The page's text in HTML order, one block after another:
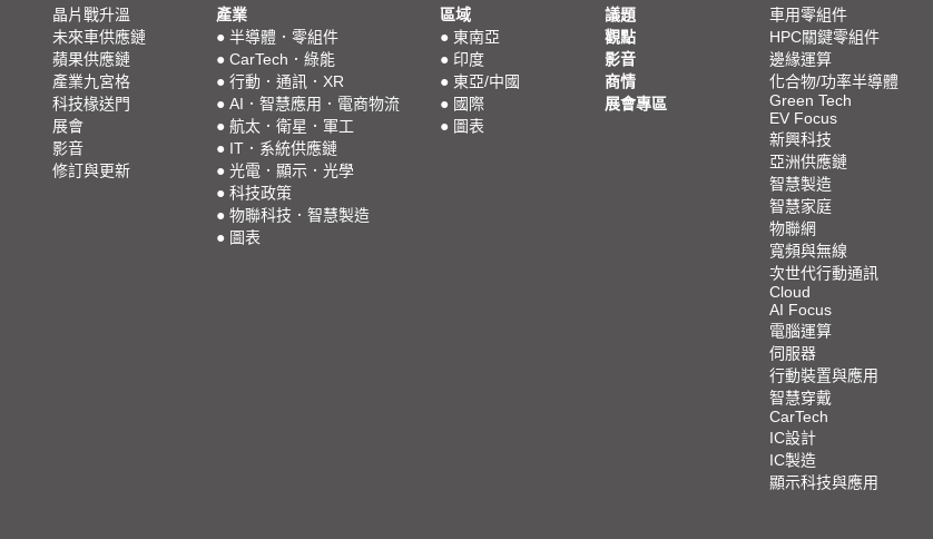
晶片戰升溫
未來車供應鏈
蘋果供應鏈
產業九宮格
科技椽送門
展會
影音
修訂與更新
產業
● 半導體．零組件
● CarTech．綠能
● 行動．通訊．XR
● AI．智慧應用．電商物流
● 航太．衛星．軍工
● IT．系統供應鏈
● 光電．顯示．光學
● 科技政策
● 物聯科技．智慧製造
● 圖表
區域
● 東南亞
● 印度
● 東亞/中國
● 國際
● 圖表
議題
觀點
影音
商情
展會專區
車用零組件
HPC關鍵零組件
邊緣運算
化合物/功率半導體
Green Tech
EV Focus
新興科技
亞洲供應鏈
智慧製造
智慧家庭
物聯網
寬頻與無線
次世代行動通訊
Cloud
AI Focus
電腦運算
伺服器
行動裝置與應用
智慧穿戴
CarTech
IC設計
IC製造
顯示科技與應用